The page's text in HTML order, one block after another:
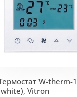
- золото,
решетки - 13мм.
W-therm-1
Vitron